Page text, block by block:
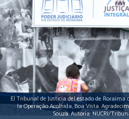
El Tribunal de Justicia del estado de Roraima
la Operação Acolhida, Boa Vista.
Souza. Autoría: NUCRI/